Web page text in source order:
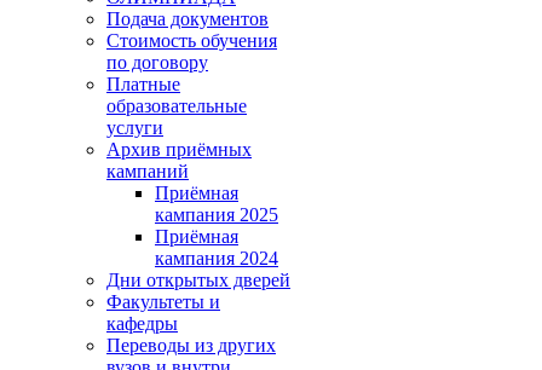
Подача документов
Стоимость обучения
по договору
Платные
образовательные
услуги
Архив приёмных
кампаний
Приёмная
кампания 2025
Приёмная
кампания 2024
Дни открытых дверей
Факультеты и
кафедры
Переводы из других